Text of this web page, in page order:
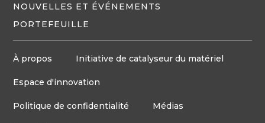
NOUVELLES ET ÉVÉNEMENTS
PORTEFEUILLE
À propos Initiative de catalyseur du matériel
Espace d'innovation
Politique de confidentialité Médias